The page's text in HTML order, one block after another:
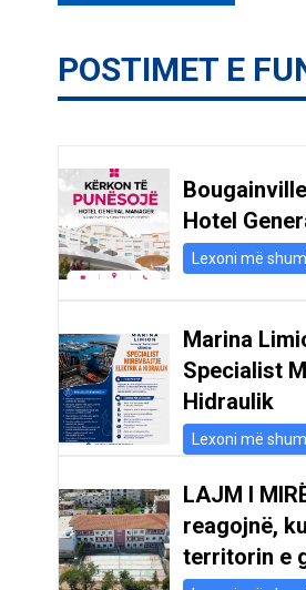
POSTIMET E
Hotel
Lexoni më
Marina
Specialist
Hidraulik
Lexoni më
LAJM I
reagojnë,
territorin e